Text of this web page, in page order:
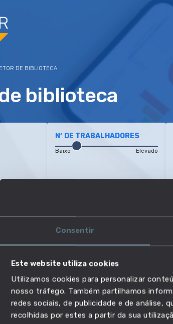
Consentir
Este website utiliza cookies
Utilizamos cookies para personalizar
nosso tráfego. Também partilhamos
redes sociais, de publicidade e de análise,
recolhidas por estes a partir da sua
DE BIBLIOTECA
biblioteca
Nº DE TRABALHADORES
Baixo Elevado
SALÁRIO
correspondem ao conjunto das
Gerente de galeria de arte comercial.